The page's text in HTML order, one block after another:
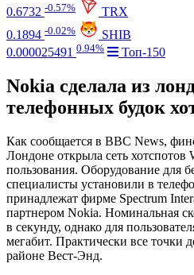
0.6732 -0.57%
TRX
0.1894 -0.02%
SHIB
0.000025491 0.94% Топ-150
Nokia сделала из
телефонных будок
Как сообщается в BBC News,
Лондоне открыла сеть хотспотов
пользования. Оборудование для
специалисты установили в
принадлежат фирме Spectrum
партнером Nokia. Номинальная
в секунду, однако для
мегабит. Практически все точки
районе Вест-Энд.